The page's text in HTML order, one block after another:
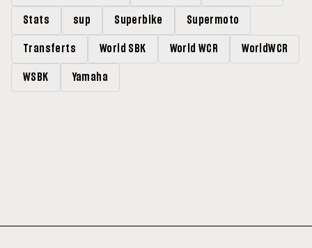
Stats sup Superbike Supermoto
Transferts World SBK World WCR WorldWCR
WSBK Yamaha